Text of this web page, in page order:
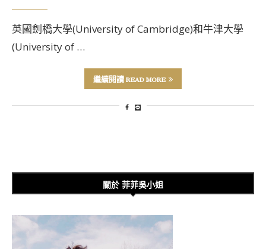
英國劍橋大學(University of Cambridge)和牛津大學
(University of …
繼續閱讀 READ MORE
關於 菲菲吳小姐